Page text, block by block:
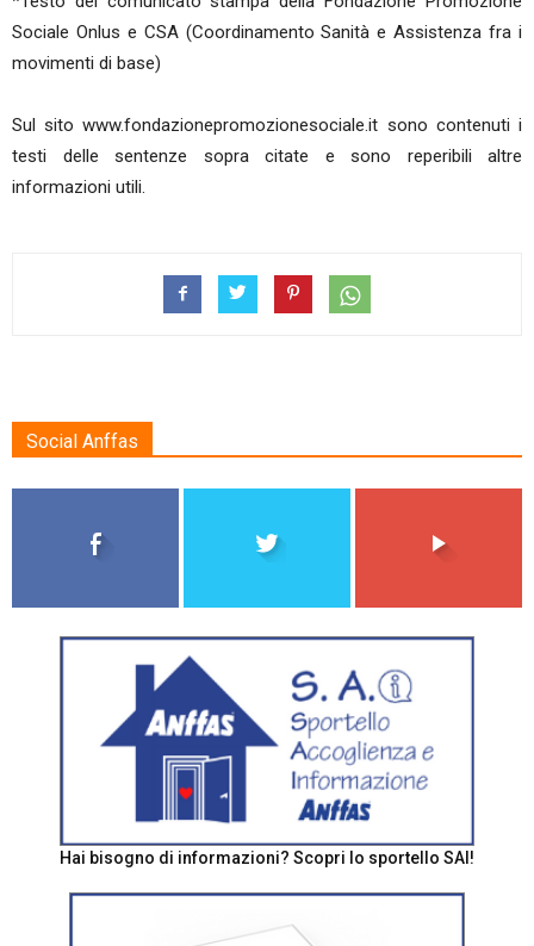
Sociale Onlus e CSA (Coordinamento Sanità e Assistenza fra i
movimenti di base)
Sul sito www.fondazionepromozionesociale.it sono contenuti i
testi delle sentenze sopra citate e sono reperibili altre
informazioni utili.
Social Anffas
Hai bisogno di informazioni? Scopri lo sportello SAI!